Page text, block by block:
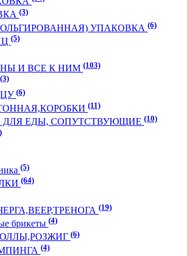
(3)
УПАКОВКА (6)
(5)
И ВСЕ К НИМ (103)
(3)
(6)
(11)
ДЛЯ ЕДЫ, СОПУТСТВУЮЩИЕ (10)
(5)
(64)
(19)
брикеты (4)
(6)
(4)